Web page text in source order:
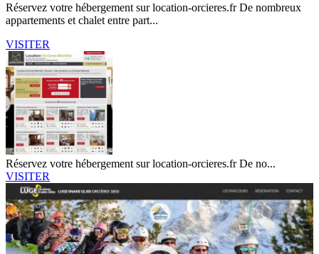
Réservez votre hébergement sur location-orcieres.fr De nombreux
appartements et chalet entre part...
VISITER
Réservez votre hébergement sur location-orcieres.fr De no...
VISITER